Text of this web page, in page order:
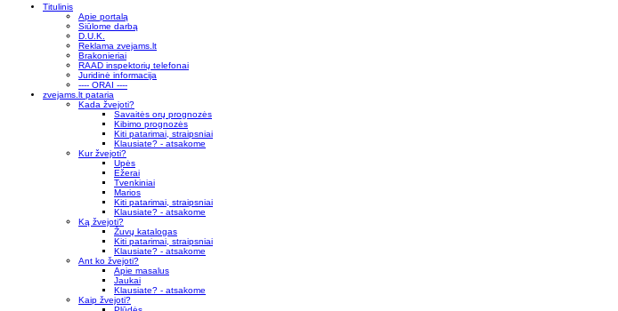
Titulinis
Apie portalą
Siūlome darbą
D.U.K.
Reklama zvejams.lt
Brakonieriai
RAAD inspektorių telefonai
Juridinė informacija
---- ORAI ----
zvejams.lt pataria
Kada žvejoti?
Savaitės orų prognozės
Kibimo prognozės
Kiti patarimai, straipsniai
Klausiate? - atsakome
Kur žvejoti?
Upės
Ežerai
Tvenkiniai
Marios
Kiti patarimai, straipsniai
Klausiate? - atsakome
Ką žvejoti?
Žuvų katalogas
Kiti patarimai, straipsniai
Klausiate? - atsakome
Ant ko žvejoti?
Apie masalus
Jaukai
Klausiate? - atsakome
Kaip žvejoti?